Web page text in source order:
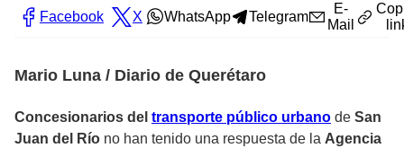
Facebook X WhatsApp Telegram
E-
Mail
Mario Luna / Diario de Querétaro
Concesionarios del transporte público urbano de San
Juan del Río no han tenido una respuesta de la Agencia